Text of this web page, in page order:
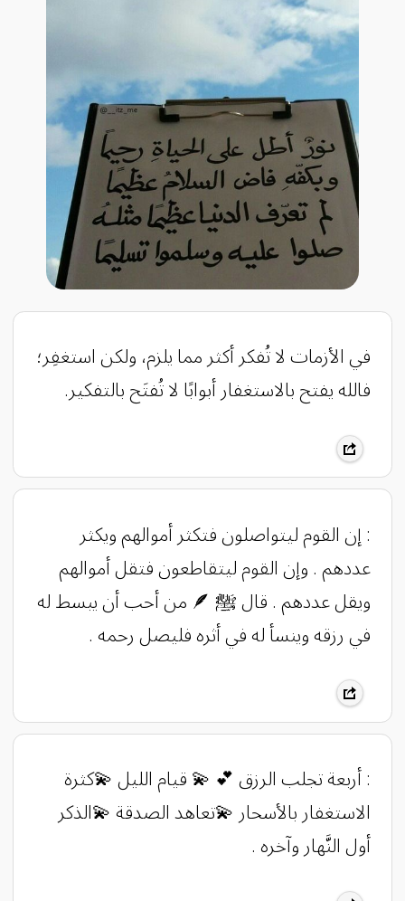
في الأزمات لا تُفكر أكثر مما يلزم، ولكن استغفِر؛
فالله يفتح بالاستغفار أبوابًا لا تُفتَح بالتفكير.
: ‏إن القوم ليتواصلون فتكثر أموالهم ويكثر
عددهم . وإن القوم ليتقاطعون فتقل أموالهم
ويقل عددهم . قال ﷺ 🪶 من أحب أن يبسط له
في رزقه وينسأ له في أثره فليصل رحمه .
: ‏أربعة تجلب الرزق 💕 💫 قيام الليل 💫كثرة
الاستغفار بالأسحار 💫تعاهد الصدقة 💫الذكر
أول النَّهار وآخره .